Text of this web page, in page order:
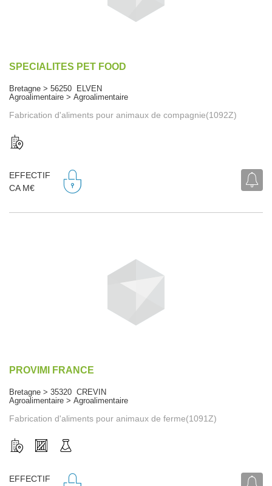
SPECIALITES PET FOOD
Bretagne > 56250 ELVEN
Agroalimentaire > Agroalimentaire
Fabrication d'aliments pour animaux de compagnie(1092Z)
EFFECTIF
CA M€
PROVIMI FRANCE
Bretagne > 35320 CREVIN
Agroalimentaire > Agroalimentaire
Fabrication d'aliments pour animaux de ferme(1091Z)
EFFECTIF